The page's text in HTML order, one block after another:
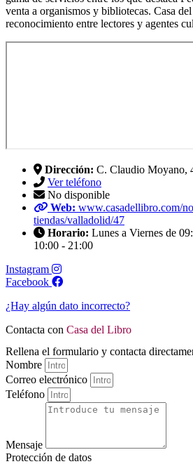
venta a organismos y bibliotecas. Casa
reconocimiento entre lectores y agentes
Dirección: C. Claudio Moyano,
Ver teléfono
No disponible
Web: www.casadellibro.com/
tiendas/valladolid/47
Horario: Lunes a Viernes de
10:00 - 21:00
Instagram
Facebook
¿Hay algún dato incorrecto?
Contacta con Casa del Libro
Rellena el formulario y contacta
Nombre
Correo electrónico
Teléfono
Mensaje
Protección de datos